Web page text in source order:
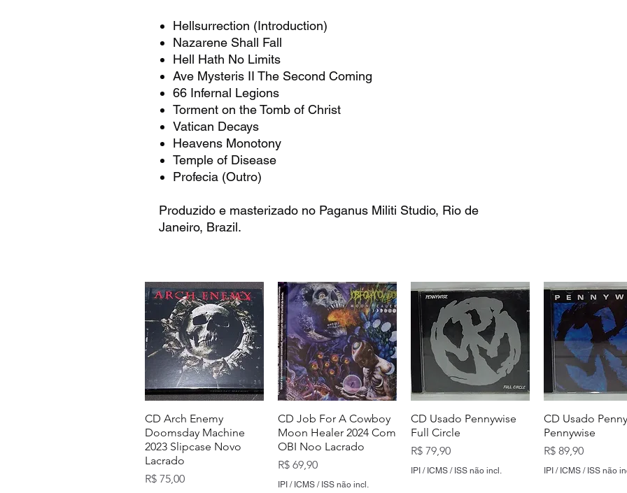
Hellsurrection (Introduction)
Nazarene Shall Fall
Hell Hath No Limits
Ave Mysteris II The Second Coming
66 Infernal Legions
Torment on the Tomb of Christ
Vatican Decays
Heavens Monotony
Temple of Disease
Profecia (Outro)
Produzido e masterizado no Paganus Militi Studio, Rio de
Janeiro, Brazil.
CD Arch Enemy
Doomsday Machine
2023 Slipcase Novo
Lacrado
Preço
R$ 75,00
CD Job For A Cowboy
Moon Healer 2024 Com
OBI Noo Lacrado
Preço
R$ 69,90
IPI / ICMS / ISS não incl.
CD Usado Pennywise
Full Circle
Preço
R$ 79,90
IPI / ICMS / ISS não incl.
CD Usado
Pennywise
Preço
R$ 89,90
IPI / ICMS / ISS não